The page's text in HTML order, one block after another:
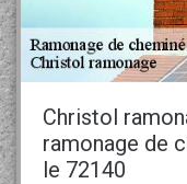
Christol
ramonage de
le 72140